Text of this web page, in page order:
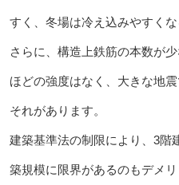
すく、冬場は冷え込みやすく
さらに、構造上鉄筋の本数が
ほどの強度はなく、大きな地
それがあります。
建築基準法の制限により、3階
築規模に限界があるのもデメリ